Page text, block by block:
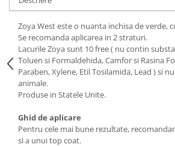
Zoya West este o nuanta inchisa de verde,
Se recomanda aplicarea in 2 straturi.
Lacurile Zoya sunt 10 free ( nu contin
Toluen si Formaldehida, Camfor si Rasina
Paraben, Xylene, Etil Tosilamida, Lead ) si
animale.
Produse in Statele Unite.
Ghid de aplicare
Pentru cele mai bune rezultate,
si a unui top coat.